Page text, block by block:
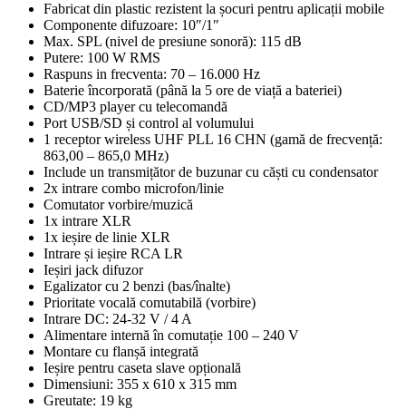
Fabricat din plastic rezistent la șocuri pentru aplicații mobile
Componente difuzoare: 10″/1″
Max. SPL (nivel de presiune sonoră): 115 dB
Putere: 100 W RMS
Raspuns in frecventa: 70 – 16.000 Hz
Baterie încorporată (până la 5 ore de viață a bateriei)
CD/MP3 player cu telecomandă
Port USB/SD și control al volumului
1 receptor wireless UHF PLL 16 CHN (gamă de frecvență:
863,00 – 865,0 MHz)
Include un transmițător de buzunar cu căști cu condensator
2x intrare combo microfon/linie
Comutator vorbire/muzică
1x intrare XLR
1x ieșire de linie XLR
Intrare și ieșire RCA LR
Ieșiri jack difuzor
Egalizator cu 2 benzi (bas/înalte)
Prioritate vocală comutabilă (vorbire)
Intrare DC: 24-32 V / 4 A
Alimentare internă în comutație 100 – 240 V
Montare cu flanșă integrată
Ieșire pentru caseta slave opțională
Dimensiuni: 355 x 610 x 315 mm
Greutate: 19 kg